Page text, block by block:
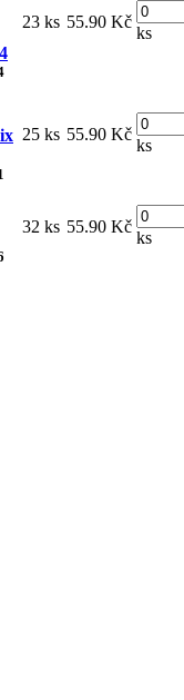
23 ks 55.90 Kč
ks
25 ks 55.90 Kč
ks
32 ks 55.90 Kč
ks